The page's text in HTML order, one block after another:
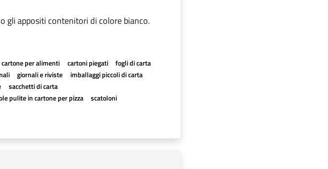
gli appositi contenitori di colore bianco.
cartone per alimenti cartoni piegati
fogli di carta
giornali e riviste
imballaggi piccoli di carta
sacchetti di carta
pulite in cartone per pizza scatoloni